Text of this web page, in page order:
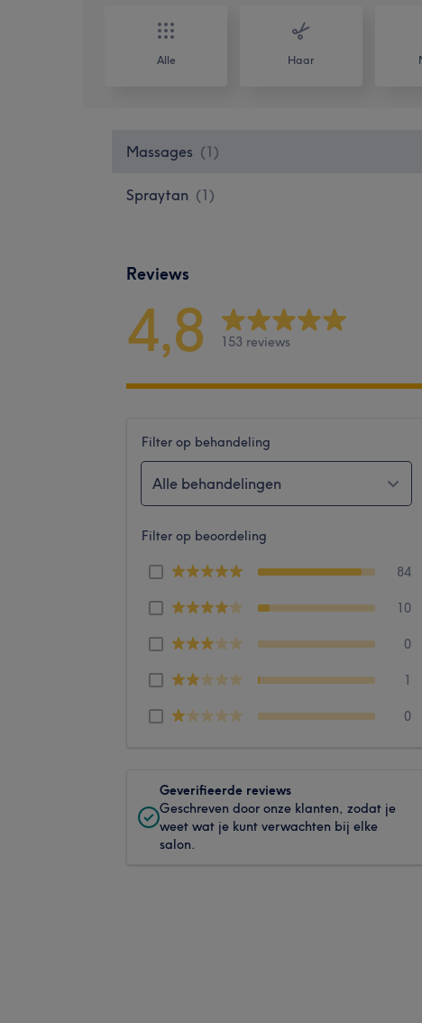
Alle Haar
Massages (1 )
Spraytan (1)
Reviews
4,8 153 reviews
Filter op behandeling
Alle behandelingen
Filter op beoordeling
84
10
0
1
0
Geverifieerde reviews
Geschreven door onze klanten, zodat je
weet wat je kunt verwachten bij elke
salon.